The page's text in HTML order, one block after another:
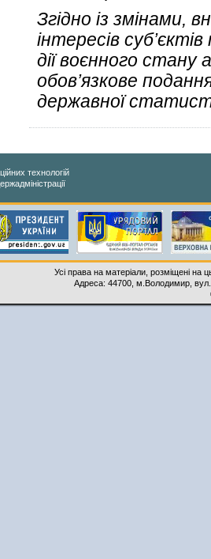
Згідно із змінами,
інтересів
дії воєнного стану
обов’язкове
державної
технологій
Усі права на матеріали, розміщені на
Адреса: 44700, м.Володимир,